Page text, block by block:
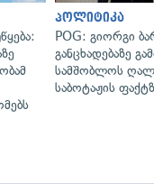
პოლიტიკა
POG: გიორგი
განცხადებაზე
სამშობლოს
საბოტაჟის